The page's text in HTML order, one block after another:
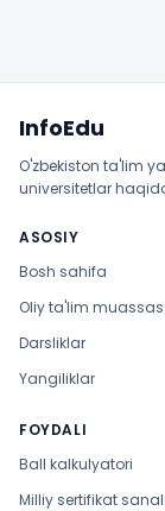
InfoEdu
O'zbekiston ta'lim
universitetlar
ASOSIY
Bosh sahifa
Oliy ta'lim
Darsliklar
Yangiliklar
FOYDALI
Ball kalkulyatori
Milliy sertifikat